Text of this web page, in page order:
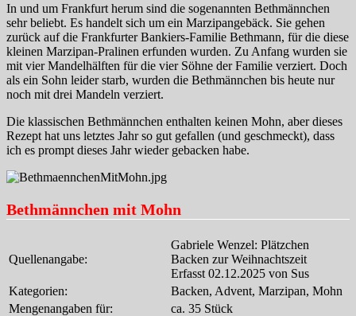
In und um Frankfurt herum sind die sogenannten Bethmännchen
sehr beliebt. Es handelt sich um ein Marzipangebäck. Sie gehen
zurück auf die Frankfurter Bankiers-Familie Bethmann, für die diese
kleinen Marzipan-Pralinen erfunden wurden. Zu Anfang wurden sie
mit vier Mandelhälften für die vier Söhne der Familie verziert. Doch
als ein Sohn leider starb, wurden die Bethmännchen bis heute nur
noch mit drei Mandeln verziert.
Die klassischen Bethmännchen enthalten keinen Mohn, aber dieses
Rezept hat uns letztes Jahr so gut gefallen (und geschmeckt), dass
ich es prompt dieses Jahr wieder gebacken habe.
Bethmännchen mit Mohn
Quellenangabe:
Gabriele Wenzel: Plätzchen
Backen zur Weihnachtszeit
Erfasst 02.12.2025 von Sus
Kategorien:
Backen, Advent, Marzipan, Mohn
Mengenangaben für:
ca. 35 Stück